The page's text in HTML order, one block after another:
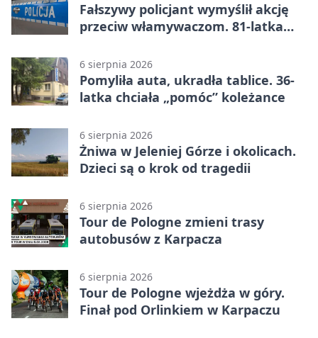
Fałszywy policjant wymyślił akcję
przeciw włamywaczom. 81-latka
6 sierpnia 2026
Pomyliła auta, ukradła tablice. 36-
latka chciała „pomóc” koleżance
6 sierpnia 2026
Żniwa w Jeleniej Górze i okolicach.
Dzieci są o krok od tragedii
6 sierpnia 2026
Tour de Pologne zmieni trasy
autobusów z Karpacza
6 sierpnia 2026
Tour de Pologne wjeżdża w góry.
Finał pod Orlinkiem w Karpaczu